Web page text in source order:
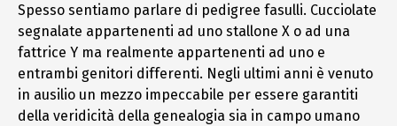
Spesso sentiamo parlare di pedigree fasulli. Cucciolate
segnalate appartenenti ad uno stallone X o ad una
fattrice Y ma realmente appartenenti ad uno e
entrambi genitori differenti. Negli ultimi anni è venuto
in ausilio un mezzo impeccabile per essere garantiti
della veridicità della genealogia sia in campo umano